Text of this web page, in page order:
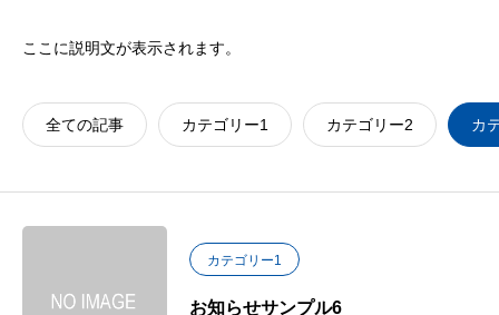
ここに説明文が表示されます。
全ての記事 カテゴリー1 カテゴリー2 カ
カテゴリー1
お知らせサンプル6